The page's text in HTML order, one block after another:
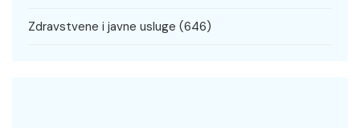
Zdravstvene i javne usluge (646)